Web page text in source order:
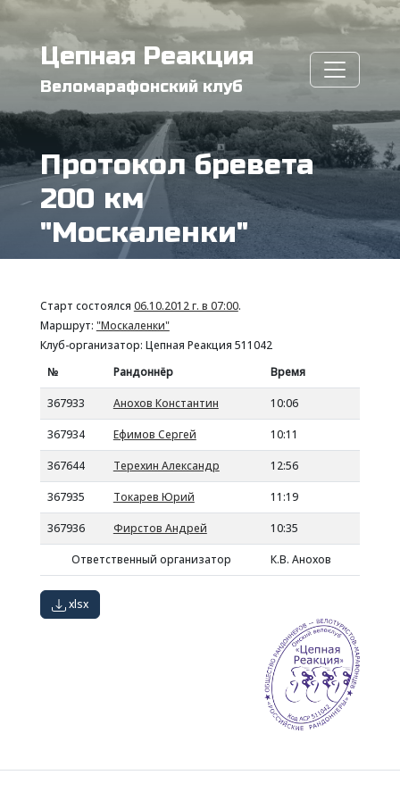
Цепная Реакция
Веломарафонский клуб
Протокол бревета
200 км
"Москаленки"
Старт состоялся 06.10.2012 г. в 07:00.
Маршрут: "Москаленки"
Клуб-организатор: Цепная Реакция 511042
№
Рандоннёр Время
367933 Анохов Константин 10:06
367934 Ефимов Сергей 10:11
367644 Терехин Александр 12:56
367935 Токарев Юрий 11:19
367936 Фирстов Андрей 10:35
Ответственный организатор К.В. Анохов
xlsx